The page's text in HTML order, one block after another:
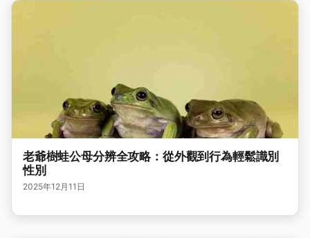
老爺樹蛙公母分辨全攻略：從外觀到行為輕鬆識別
性別
2025年12月11日